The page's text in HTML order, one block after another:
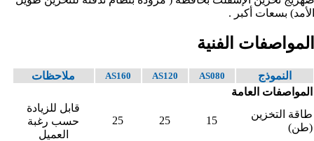
الأمد) بسعات أكبر .
المواصفات الفنية
النموذج AS080
AS120
AS160
ملاحظات
المواصفات العامة
طاقة التخزين
(طن)
15
25
25
قابل للزيادة
حسب رغبة
العميل